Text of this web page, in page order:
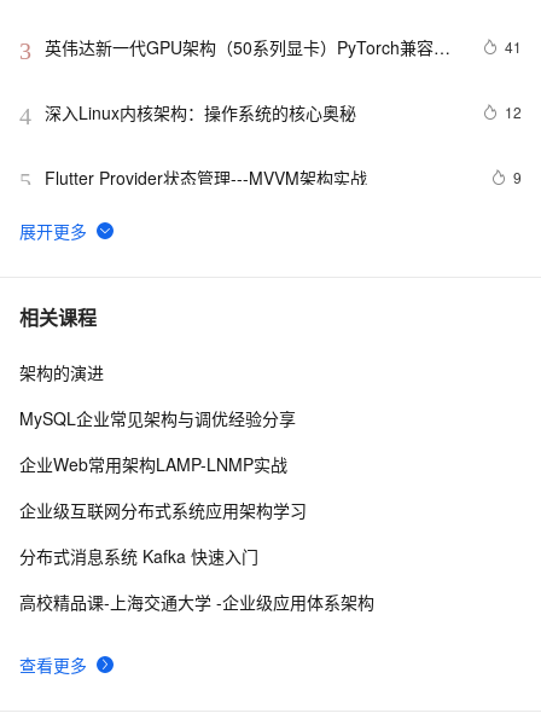
3 英伟达新一代GPU架构（50系列显卡）PyTorch兼容性
41
4 深入Linux内核架构：操作系统的核心奥秘 12
5 Flutter Provider状态管理---MVVM架构实战 9
6 架构设计第一讲：架构设计相关面试题汇总
7 基于 Serverless 架构的 CI/CD 框架：Serverless-cd
8 基于 Serverless 架构的头像漫画风处理小程序
10jQuery技术内幕：深入解析jQuery架构设计与实现原理.
相关课程
查看更多
架构的演进
MySQL企业常见架构与调优经验分享
企业Web常用架构LAMP-LNMP实战
企业级互联网分布式系统应用架构学习
分布式消息系统 Kafka 快速入门
高校精品课-上海交通大学 -企业级应用体系架构